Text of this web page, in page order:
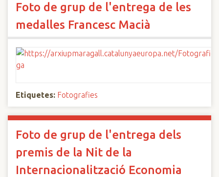
Foto de grup de l'entrega de les
medalles Francesc Macià
Etiquetes: Fotografies
Foto de grup de l'entrega dels
premis de la Nit de la
Internacionalització Economia